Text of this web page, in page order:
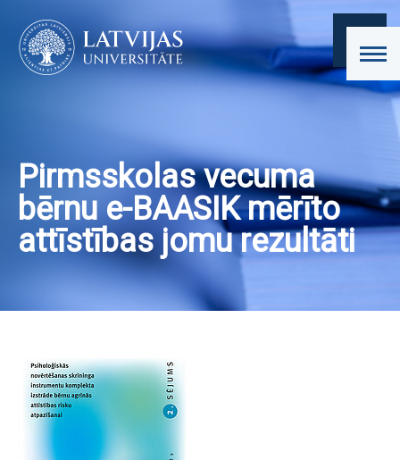
Pirmsskolas vecuma
bērnu e-BAASIK mērīto
attīstības jomu rezultāti